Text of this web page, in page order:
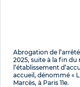
Abrogation de
2025, suite à la fin
l’établissement
accueil, dénommé «
Marcès, à Paris 11e.